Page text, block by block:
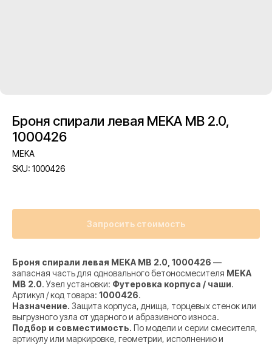
Броня спирали левая MEKA MB 2.0,
1000426
MEKA
SKU: 1000426
Запросить стоимость
Броня спирали левая MEKA MB 2.0, 1000426 —
запасная часть для одновального бетоносмесителя MEKA
MB 2.0. Узел установки: Футеровка корпуса / чаши.
Артикул / код товара: 1000426.
Назначение. Защита корпуса, днища, торцевых стенок или
выгрузного узла от ударного и абразивного износа.
Подбор и совместимость. По модели и серии смесителя,
артикулу или маркировке, геометрии, исполнению и